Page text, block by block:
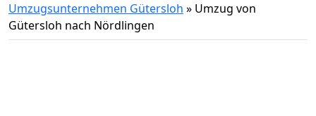
Umzugsunternehmen Gütersloh » Umzug von
Gütersloh nach Nördlingen